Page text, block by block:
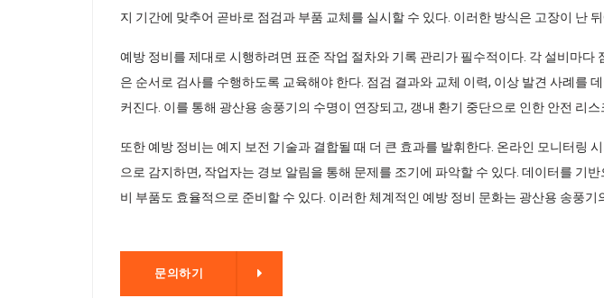
지 기간에 맞추어 곧바로 점검과 부품 교체를 실시할 수 있다. 이러한 방식은 고장이 난
예방 정비를 제대로 시행하려면 표준 작업 절차와 기록 관리가 필수적이다. 각 설비마
은 순서로 검사를 수행하도록 교육해야 한다. 점검 결과와 교체 이력, 이상 발견 사례를
커진다. 이를 통해 광산용 송풍기의 수명이 연장되고, 갱내 환기 중단으로 인한 안전 리스
또한 예방 정비는 예지 보전 기술과 결합될 때 더 큰 효과를 발휘한다. 온라인 모니터링
으로 감지하면, 작업자는 경보 알림을 통해 문제를 조기에 파악할 수 있다. 데이터를 기
비 부품도 효율적으로 준비할 수 있다. 이러한 체계적인 예방 정비 문화는 광산용 송풍
문의하기